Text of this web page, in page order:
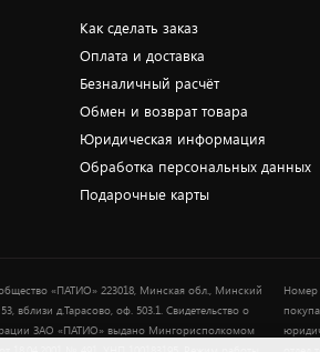
Как сделать заказ
Оплата и доставка
Безналичный расчёт
Обмен и возврат товара
Юридическая информация
Обработка персональных данных
Подарочные карты
«ПАТИО» 223018, Минская обл., Минский
вблизи д.Тарасово, оф. 503.1. Свидетельство о
ЗАО «ПАТИО» выдано Мингорисполкомом
Номер